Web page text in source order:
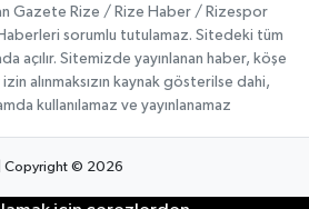
Gazete Rize / Rize Haber / Rizespor
sorumlu tutulamaz. Sitedeki tüm
açılır. Sitemizde yayınlanan haber, köşe
alınmaksızın kaynak gösterilse dahi,
kullanılamaz ve yayınlanamaz
| Copyright © 2026